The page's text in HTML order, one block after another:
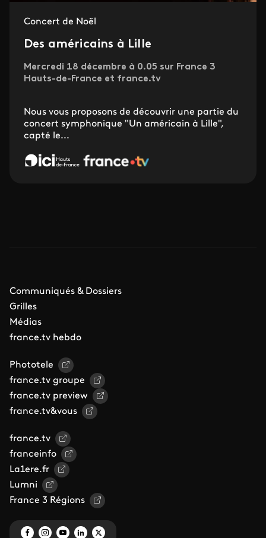
Concert de Noël
Des américains à Lille
Mercredi 18 décembre à 0.05 sur France 3
Hauts-de-France et france.tv
Nous vous proposons de découvrir une partie du
concert symphonique "Un américain à Lille",
capté le...
Communiqués & Dossiers
Grilles
Médias
france.tv hebdo
Phototele
france.tv groupe
france.tv preview
france.tv&vous
france.tv
franceinfo
La1ere.fr
Lumni
France 3 Régions